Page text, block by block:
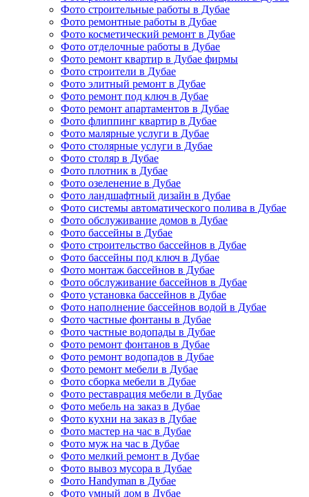
Фото строительные работы в Дубае
Фото ремонтные работы в Дубае
Фото косметический ремонт в Дубае
Фото отделочные работы в Дубае
Фото ремонт квартир в Дубае фирмы
Фото строители в Дубае
Фото элитный ремонт в Дубае
Фото ремонт под ключ в Дубае
Фото ремонт апартаментов в Дубае
Фото флиппинг квартир в Дубае
Фото малярные услуги в Дубае
Фото столярные услуги в Дубае
Фото столяр в Дубае
Фото плотник в Дубае
Фото озеленение в Дубае
Фото ландшафтный дизайн в Дубае
Фото системы автоматического полива в Дубае
Фото обслуживание домов в Дубае
Фото бассейны в Дубае
Фото строительство бассейнов в Дубае
Фото бассейны под ключ в Дубае
Фото монтаж бассейнов в Дубае
Фото обслуживание бассейнов в Дубае
Фото установка бассейнов в Дубае
Фото наполнение бассейнов водой в Дубае
Фото частные фонтаны в Дубае
Фото частные водопады в Дубае
Фото ремонт фонтанов в Дубае
Фото ремонт водопадов в Дубае
Фото ремонт мебели в Дубае
Фото сборка мебели в Дубае
Фото реставрация мебели в Дубае
Фото мебель на заказ в Дубае
Фото кухни на заказ в Дубае
Фото мастер на час в Дубае
Фото муж на час в Дубае
Фото мелкий ремонт в Дубае
Фото вывоз мусора в Дубае
Фото Handyman в Дубае
Фото умный дом в Дубае